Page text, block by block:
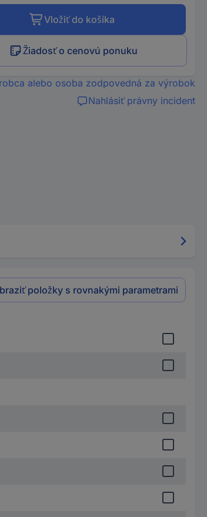
Vložiť do košíka
Žiadosť o cenovú ponuku
alebo osoba zodpovedná za výrobok
Nahlásiť právny incident
položky s rovnakými parametrami